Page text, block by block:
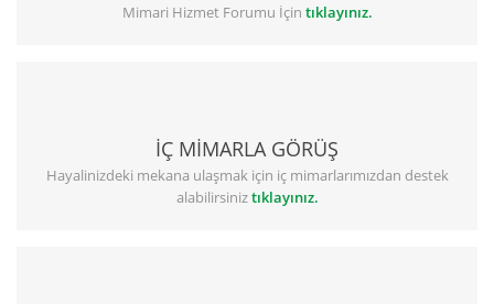
Mimari Hizmet Forumu İçin tıklayınız.
İÇ MİMARLA GÖRÜŞ
Hayalinizdeki mekana ulaşmak için iç mimarlarımızdan destek
alabilirsiniztıklayınız.